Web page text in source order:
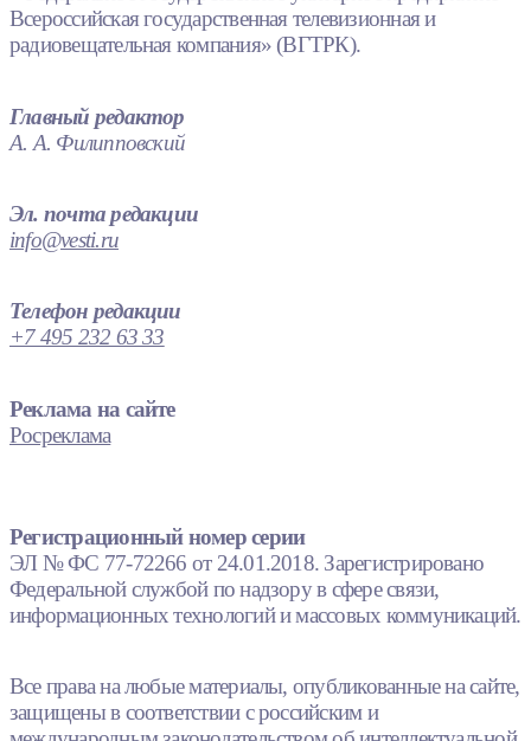
Всероссийская государственная телевизионная и
радиовещательная компания» (ВГТРК).
Главный редактор
А. А. Филипповский
Эл. почта редакции
info@vesti.ru
Телефон редакции
+7 495 232 63 33
Реклама на сайте
Росреклама
Регистрационный номер серии
ЭЛ № ФС 77-72266 от 24.01.2018. Зарегистрировано
Федеральной службой по надзору в сфере связи,
информационных технологий и массовых коммуникаций.
Все права на любые материалы, опубликованные на сайте,
защищены в соответствии с российским и